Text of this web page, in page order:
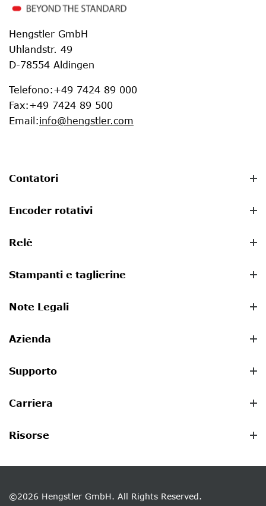
Hengstler GmbH
Uhlandstr. 49
D-78554 Aldingen
Telefono:+49 7424 89 000
Fax:+49 7424 89 500
Email :info@hengstler.com
Contatori
Encoder rotativi
Relè
Stampanti e taglierine
Note Legali
Azienda
Supporto
Carriera
Risorse
©2026 Hengstler GmbH. All Rights Reserved.